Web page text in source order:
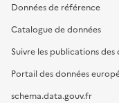
Données de référence
Catalogue de données
Suivre les publications des
Portail des données
schema.data.gouv.fr